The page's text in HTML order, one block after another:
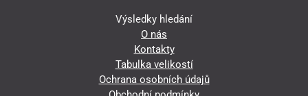
Výsledky hledání
O nás
Kontakty
Tabulka velikostí
Ochrana osobních údajů